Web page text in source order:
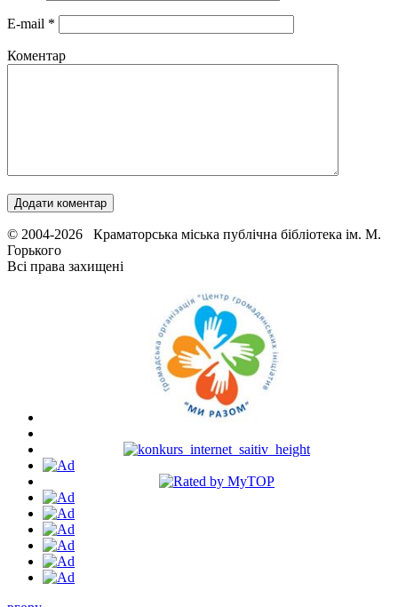
E-mail *
Коментар
© 2004-2026 Краматорська міська публічна бібліотека ім. М.
Горького
Всі права захищені